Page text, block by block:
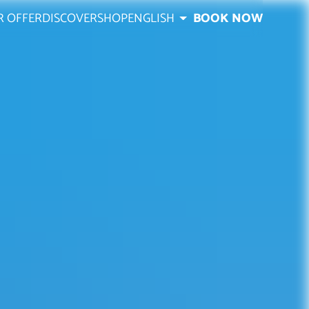
OFFERDISCOVERSHOPENGLISH BOOK NOW